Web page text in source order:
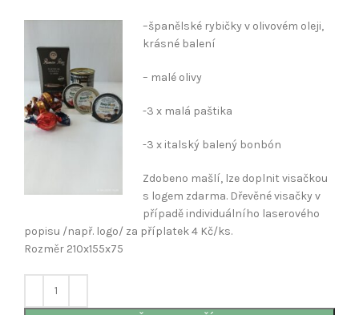
–španělské rybičky v olivovém oleji,
krásné balení
– malé olivy
-3 x malá paštika
-3 x italský balený bonbón
Zdobeno mašlí, lze doplnit visačkou
s logem zdarma. Dřevěné visačky v
případě individuálního laserového
popisu /např. logo/ za příplatek 4 Kč/ks.
Rozměr 210x155x75